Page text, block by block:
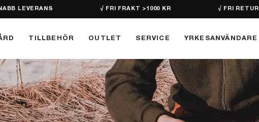
LEVERANS √ FRI FRAKT >1000 KR √ FRI RETUR
TILLBEHÖR OUTLET SERVICE YRKESANVÄNDARE